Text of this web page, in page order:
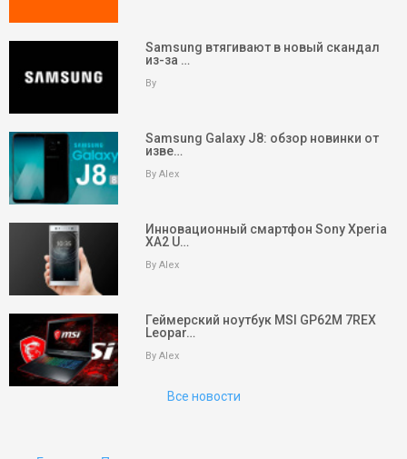
Samsung втягивают в новый скандал
из-за …
By
Samsung Galaxy J8: обзор новинки от
изве…
By Alex
Инновационный смартфон Sony Xperia
XA2 U…
By Alex
Геймерский ноутбук MSI GP62M 7REX
Leopar…
By Alex
Все новости
На главную
Партнеры